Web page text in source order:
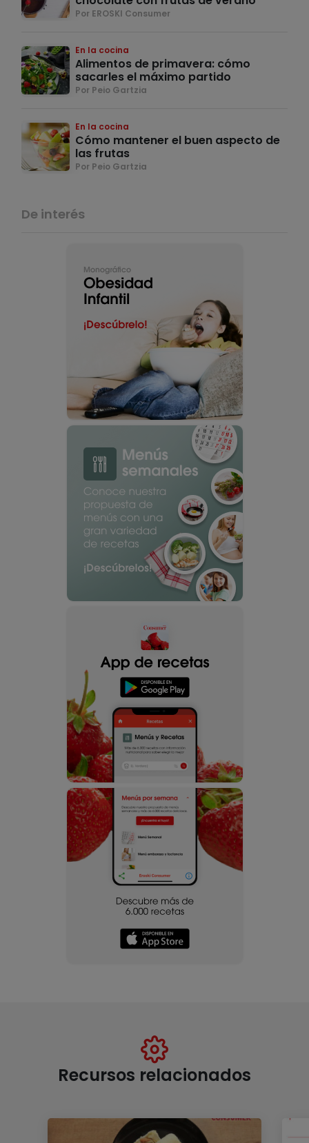
Por EROSKI Consumer
En la cocina
Alimentos de primavera: cómo
sacarles el máximo partido
Por Peio Gartzia
En la cocina
Cómo mantener el buen aspecto de
las frutas
Por Peio Gartzia
De interés
Recursos relacionados